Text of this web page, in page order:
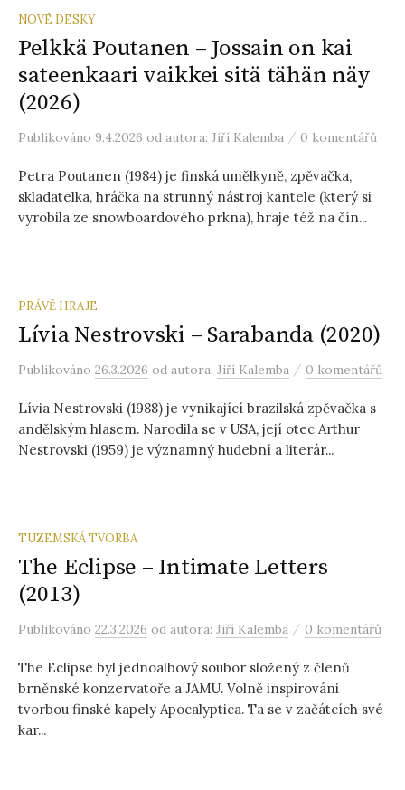
NOVÉ DESKY
Pelkkä Poutanen – Jossain on kai
sateenkaari vaikkei sitä tähän näy
(2026)
Publikováno 9.4.2026 od autora: Jiří Kalemba / 0 komentářů
Petra Poutanen (1984) je finská umělkyně, zpěvačka,
skladatelka, hráčka na strunný nástroj kantele (který si
vyrobila ze snowboardového prkna), hraje též na čín...
PRÁVĚ HRAJE
Lívia Nestrovski – Sarabanda (2020)
Publikováno 26.3.2026 od autora: Jiří Kalemba / 0 komentářů
Lívia Nestrovski (1988) je vynikající brazilská zpěvačka s
andělským hlasem. Narodila se v USA, její otec Arthur
Nestrovski (1959) je významný hudební a literár...
TUZEMSKÁ TVORBA
The Eclipse – Intimate Letters
(2013)
Publikováno 22.3.2026 od autora: Jiří Kalemba / 0 komentářů
The Eclipse byl jednoalbový soubor složený z členů
brněnské konzervatoře a JAMU. Volně inspirováni
tvorbou finské kapely Apocalyptica. Ta se v začátcích své
kar...